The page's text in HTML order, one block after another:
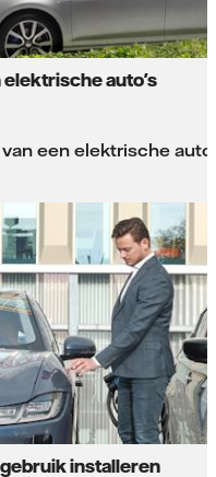
elektrische auto's
een elektrische auto
installeren